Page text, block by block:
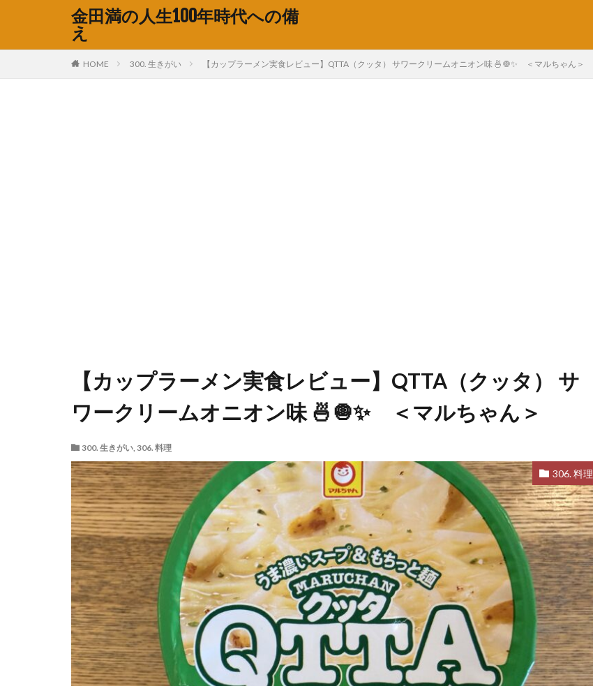
金田満の人生100年時代への備
え
HOME 300. 生きがい 【カップラーメン実食レビュー】QTTA（クッタ） サワークリームオニオン味 🍜🧅✨ ＜マルちゃん＞
【カップラーメン実食レビュー】QTTA（クッタ） サ
ワークリームオニオン味 🍜🧅✨ ＜マルちゃん＞
300. 生きがい, 306. 料理
306. 料理